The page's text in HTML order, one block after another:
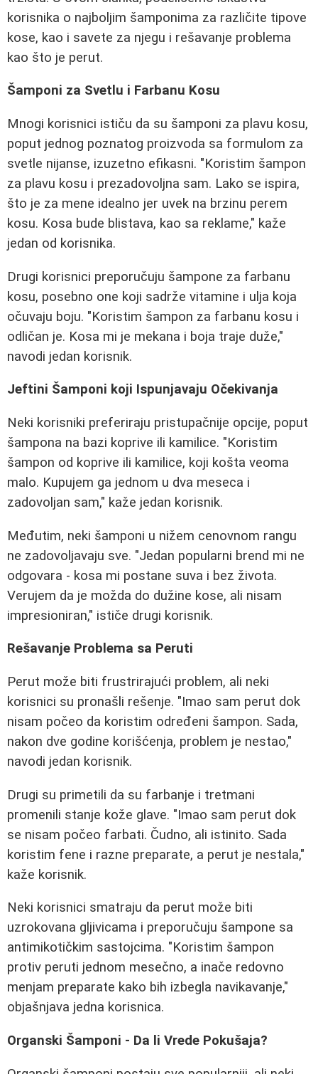
korisnika o najboljim šamponima za različite tipove
kose, kao i savete za njegu i rešavanje problema
kao što je perut.
Šamponi za Svetlu i Farbanu Kosu
Mnogi korisnici ističu da su šamponi za plavu kosu,
poput jednog poznatog proizvoda sa formulom za
svetle nijanse, izuzetno efikasni. "Koristim šampon
za plavu kosu i prezadovoljna sam. Lako se ispira,
što je za mene idealno jer uvek na brzinu perem
kosu. Kosa bude blistava, kao sa reklame," kaže
jedan od korisnika.
Drugi korisnici preporučuju šampone za farbanu
kosu, posebno one koji sadrže vitamine i ulja koja
očuvaju boju. "Koristim šampon za farbanu kosu i
odličan je. Kosa mi je mekana i boja traje duže,"
navodi jedan korisnik.
Jeftini Šamponi koji Ispunjavaju Očekivanja
Neki korisniki preferiraju pristupačnije opcije, poput
šampona na bazi koprive ili kamilice. "Koristim
šampon od koprive ili kamilice, koji košta veoma
malo. Kupujem ga jednom u dva meseca i
zadovoljan sam," kaže jedan korisnik.
Međutim, neki šamponi u nižem cenovnom rangu
ne zadovoljavaju sve. "Jedan popularni brend mi ne
odgovara - kosa mi postane suva i bez života.
Verujem da je možda do dužine kose, ali nisam
impresioniran," ističe drugi korisnik.
Rešavanje Problema sa Peruti
Perut može biti frustrirajući problem, ali neki
korisnici su pronašli rešenje. "Imao sam perut dok
nisam počeo da koristim određeni šampon. Sada,
nakon dve godine korišćenja, problem je nestao,"
navodi jedan korisnik.
Drugi su primetili da su farbanje i tretmani
promenili stanje kože glave. "Imao sam perut dok
se nisam počeo farbati. Čudno, ali istinito. Sada
koristim fene i razne preparate, a perut je nestala,"
kaže korisnik.
Neki korisnici smatraju da perut može biti
uzrokovana gljivicama i preporučuju šampone sa
antimikotičkim sastojcima. "Koristim šampon
protiv peruti jednom mesečno, a inače redovno
menjam preparate kako bih izbegla navikavanje,"
objašnjava jedna korisnica.
Organski Šamponi - Da li Vrede Pokušaja?